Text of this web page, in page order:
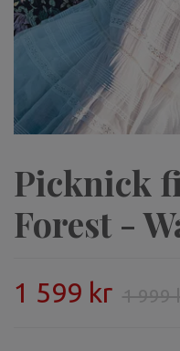
Picknick
Forest -
1 599 kr 1 999